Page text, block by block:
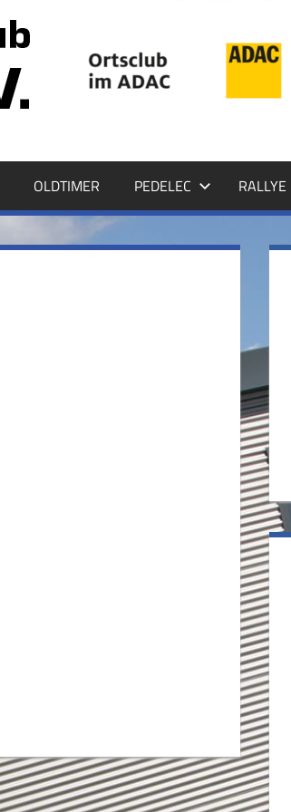
OLDTIMER PEDELEC RALLYE